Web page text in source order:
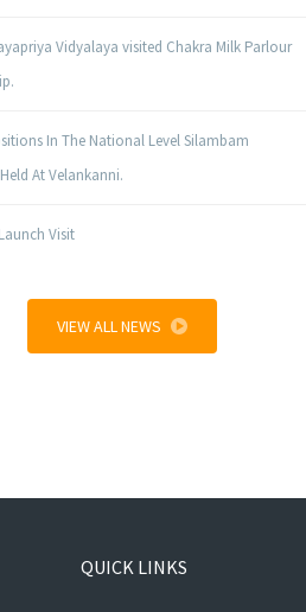
Vidyalaya visited Chakra Milk Parlour
In The National Level Silambam
At Velankanni.
Visit
VIEW ALL NEWS
QUICK LINKS